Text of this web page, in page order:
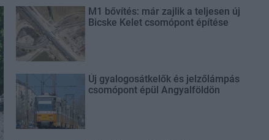
M1 bővítés: már zajlik a teljesen új
Bicske Kelet csomópont építése
Új gyalogosátkelők és jelzőlámpás
csomópont épül Angyalföldön